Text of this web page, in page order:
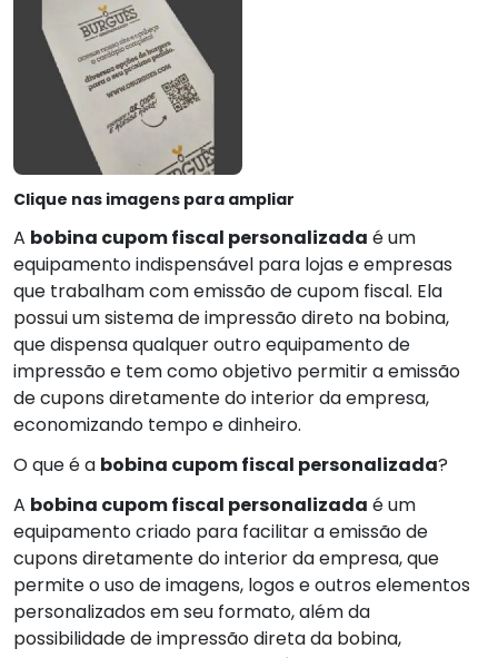
Clique nas imagens para ampliar
A bobina cupom fiscal personalizada é um
equipamento indispensável para lojas e empresas
que trabalham com emissão de cupom fiscal. Ela
possui um sistema de impressão direto na bobina,
que dispensa qualquer outro equipamento de
impressão e tem como objetivo permitir a emissão
de cupons diretamente do interior da empresa,
economizando tempo e dinheiro.
O que é a bobina cupom fiscal personalizada?
A bobina cupom fiscal personalizada é um
equipamento criado para facilitar a emissão de
cupons diretamente do interior da empresa, que
permite o uso de imagens, logos e outros elementos
personalizados em seu formato, além da
possibilidade de impressão direta da bobina,